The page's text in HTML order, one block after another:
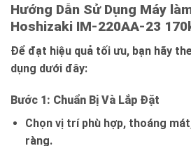
Hướng Dẫn Sử Dụng Máy
Hoshizaki IM-220AA-23
Để đạt hiệu quả tối ưu, bạn hãy
dụng dưới đây:
Bước 1: Chuẩn Bị Và Lắp Đặt
Chọn vị trí phù hợp, thoáng
ràng.